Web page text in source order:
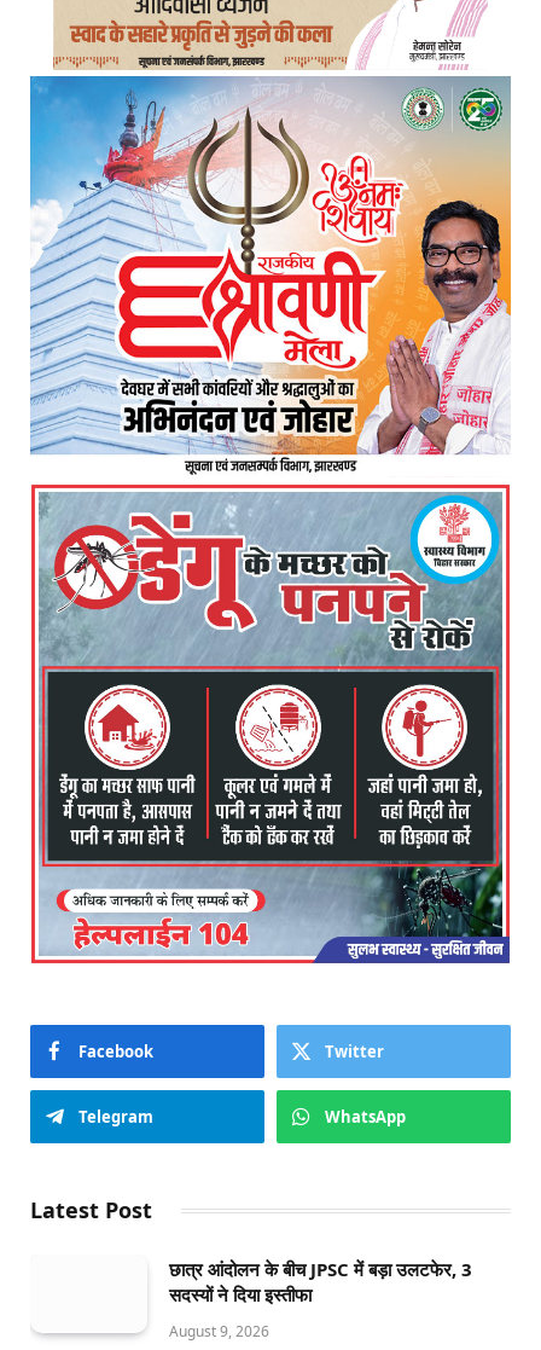
Facebook Twitter
Telegram WhatsApp
Latest Post
छात्र आंदोलन के बीच JPSC में बड़ा उलटफेर, 3
सदस्यों ने दिया इस्तीफा
August 9, 2026